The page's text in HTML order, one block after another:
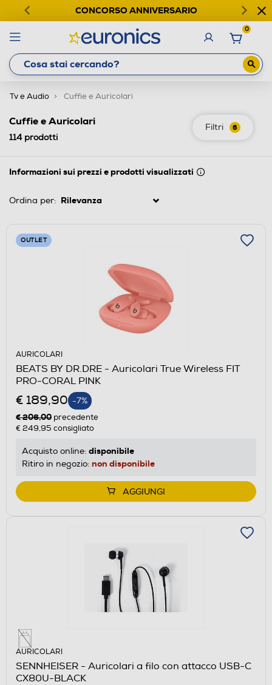
CONCORSO ANNIVERSARIO
0
Tv e Audio Cuffie e Auricolari
Filtri 6
Cuffie e Auricolari
114prodotti
Informazioni sui prezzi e prodotti visualizzati
Ordina per:
OUTLET
AURICOLARI
BEATS BY DR.DRE - Auricolari True Wireless FIT
PRO-CORAL PINK
€ 189,90 -7%
€ 206,00 precedente
€ 249,95 consigliato
Acquisto online: disponibile
Ritiro in negozio: non disponibile
AGGIUNGI
AURICOLARI
SENNHEISER - Auricolari a filo con attacco USB-C
CX80U-BLACK